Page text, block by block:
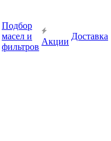
Подбор
масел и
фильтров
Акции
Доставка